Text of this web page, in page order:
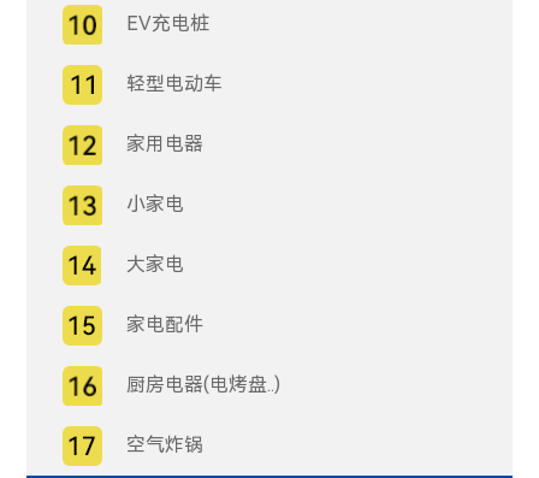
EV充电桩
轻型电动车
家用电器
小家电
大家电
家电配件
厨房电器(电烤盘..)
空气炸锅